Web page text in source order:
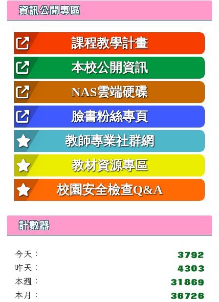
左邊區域內容
資訊公開專區
課程教學計畫
本校公開資訊
NAS雲端硬碟
臉書粉絲專頁
教師專業社群網
教材資源專區
校園安全檢查Q&A
計數器
今天：
昨天：
本週：
本月：